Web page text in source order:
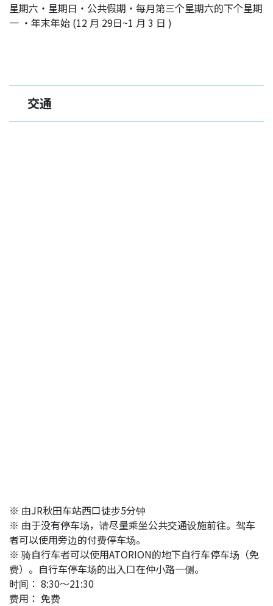
星期六・星期日・公共假期・每月第三个星期六的下个星期
一 ・年末年始 (12 月 29日~1 月 3 日 )
交通
※ 由JR秋田车站西口徒步5分钟
※ 由于没有停车场，请尽量乘坐公共交通设施前往。驾车
者可以使用旁边的付费停车场。
※ 骑自行车者可以使用ATORION的地下自行车停车场（免
费）。自行车停车场的出入口在仲小路一侧。
时间： 8:30～21:30
费用： 免费